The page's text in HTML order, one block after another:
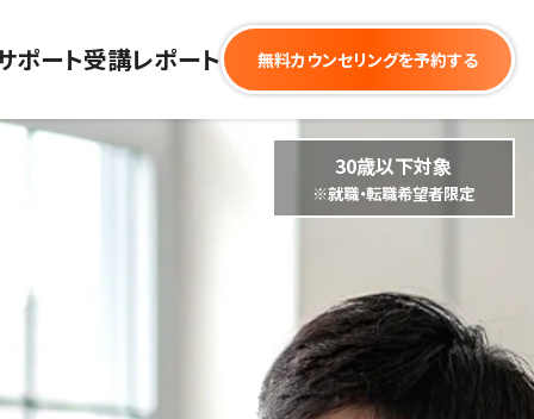
ポート受講レポート 無料カウンセリングを予約する
30歳以下対象
※就職・転職希望者限定